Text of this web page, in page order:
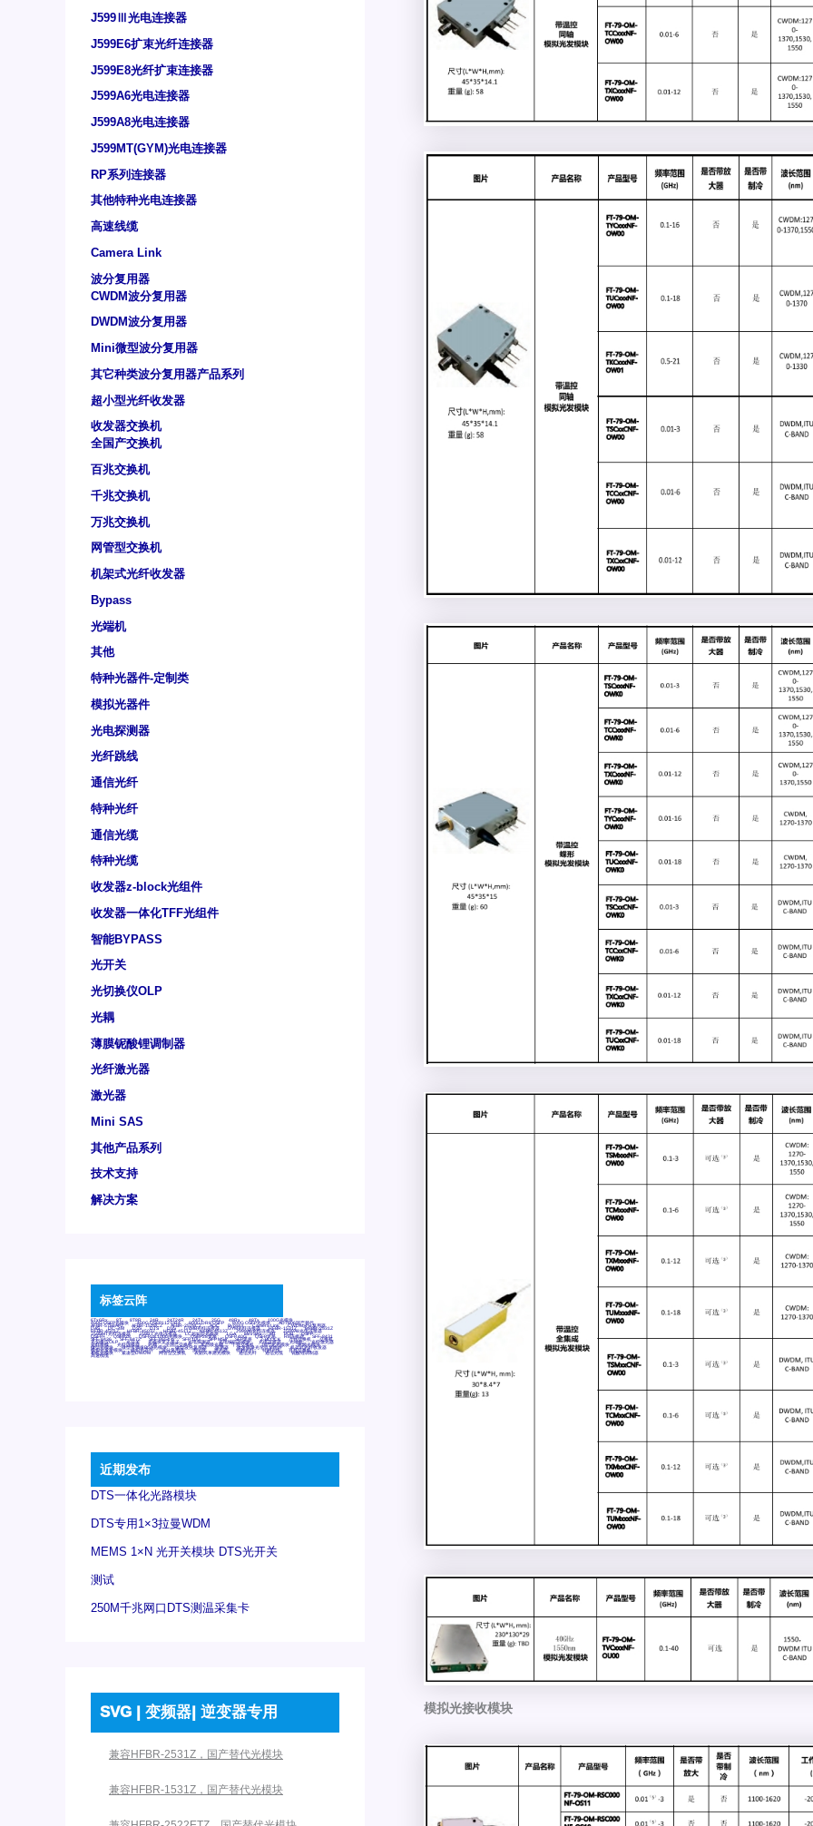
J599Ⅲ光电连接器
J599E6扩束光纤连接器
J599E8光纤扩束连接器
J599A6光电连接器
J599A8光电连接器
J599MT(GYM)光电连接器
RP系列连接器
其他特种光电连接器
高速线缆
Camera Link
波分复用器
CWDM波分复用器
DWDM波分复用器
Mini微型波分复用器
其它种类波分复用器产品系列
超小型光纤收发器
收发器交换机
全国产交换机
百兆交换机
千兆交换机
万兆交换机
网管型交换机
机架式光纤收发器
Bypass
光端机
其他
特种光器件-定制类
模拟光器件
光电探测器
光纤跳线
通信光纤
特种光纤
通信光缆
特种光缆
收发器z-block光组件
收发器一体化TFF光组件
智能BYPASS
光开关
光切换仪OLP
光耦
薄膜铌酸锂调制器
光纤激光器
激光器
Mini SAS
其他产品系列
技术支持
解决方案
标签云阵
6Tx6Rx 8T 8T8R 24R 24T24R 24Tx 25G 48Rx 48Tx 100G光模块
400G OSFP光模块 400G QSFP112 DR4 800G DR8 OSFP 800G OSFP光模块 AD7606国产替代
AFBR-57B4APZ AFBR-1528CZ AFBR-2528CZ AOC Bypass Camera Link CWDM波分复用器
DAS DC~4M DSS DTS DVS GYMB光纤连接器 GYM光纤连接器 HFBR-1531Z HFBR-2531Z
HFBR-4501Z HFBR-4503Z HFBR-4511Z HFBR-4513Z J599A6光纤连接器 J599A8光电连接器
J599MT光纤连接器 J599Ⅰ光电连接器 LC超短型光模块 LGA Mini SAS MT POB QSFP
QSFP+ QSFP28 QSFP28 100G光模块 QSFP28笼座 QSFP 40G QSFP笼座 RP连接器 SFF-8431
SFF-8436 SFF-8472 SFF-8654 4i SFP 10G SFP MSA SFP笼座 Z-BLOCK 万兆交换机 交换机
光切换仪OLP 光开关 光模块笼子座子 光电探测器 光电编码器模块 光电连接器 光端机 光纤激光器
光纤跳线 光纤连接器 光耦 全国产交换机 军品级光耦 千兆交换机 国产化光模块 射频光模块
微型光模块 微型可插拔BGA光模块 微型波分复用器 探测器 收发模块光学引擎组件 机架式光纤收发器
模拟光发射模块 模拟光器件 波分复用器 测试版 激光器 特种光纤 特种光缆 百兆交换机
相机光模块 紧凑型DWDM 网管型交换机 表贴式单路光模块 通信光纤 通信光缆 铌酸锂调制器
高速线缆
近期发布
DTS一体化光路模块
DTS专用1×3拉曼WDM
MEMS 1×N 光开关模块 DTS光开关
测试
250M千兆网口DTS测温采集卡
SVG | 变频器| 逆变器专用
兼容HFBR-2531Z，国产替代光模块
兼容HFBR-1531Z，国产替代光模块
模拟光接收模块